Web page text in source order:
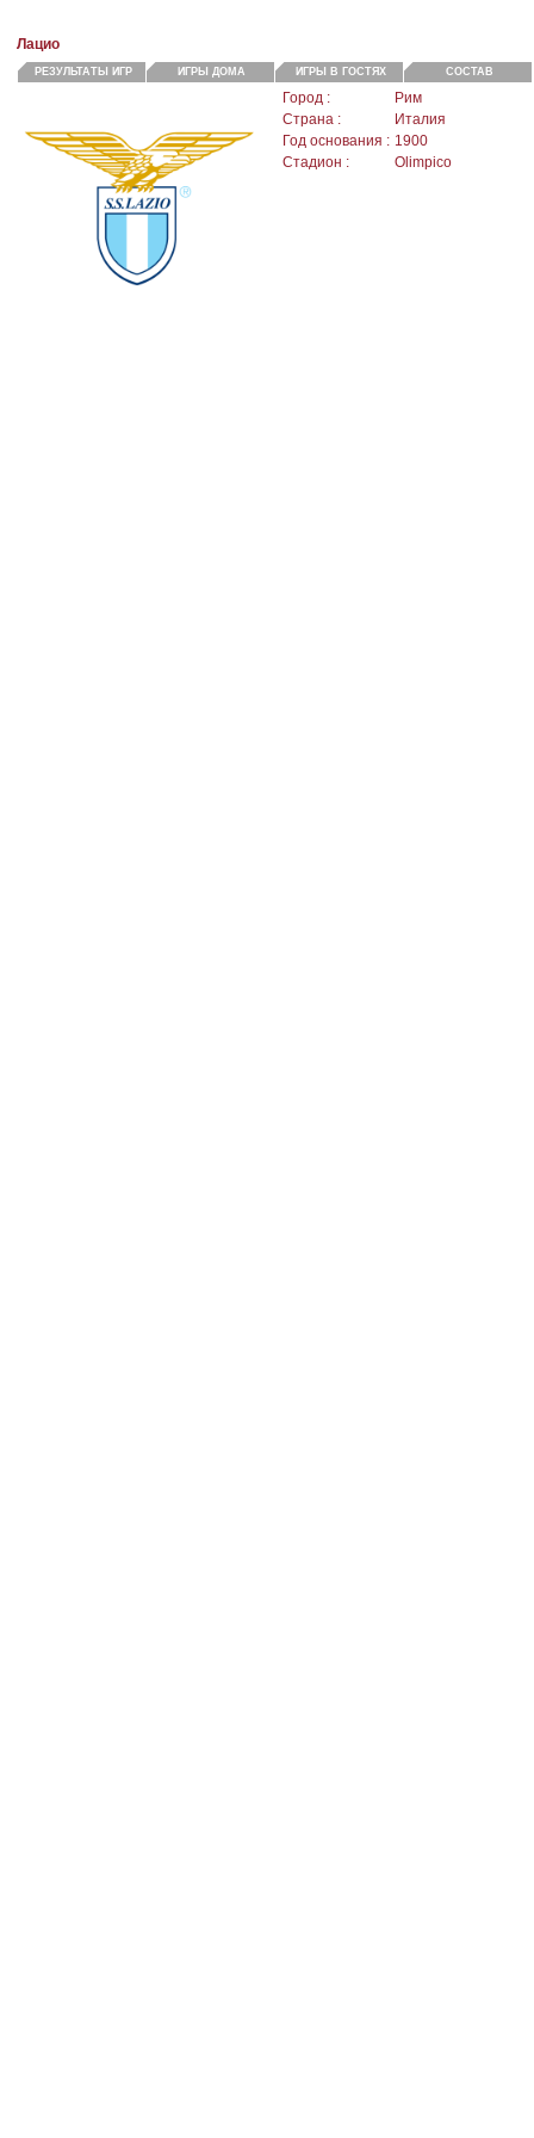
Лацио
РЕЗУЛЬТАТЫ ИГР ИГРЫ ДОМА ИГРЫ В ГОСТЯХ СОСТАВ
Город :
Рим
Страна :
Италия
Год основания : 1900
Стадион :
Olimpico